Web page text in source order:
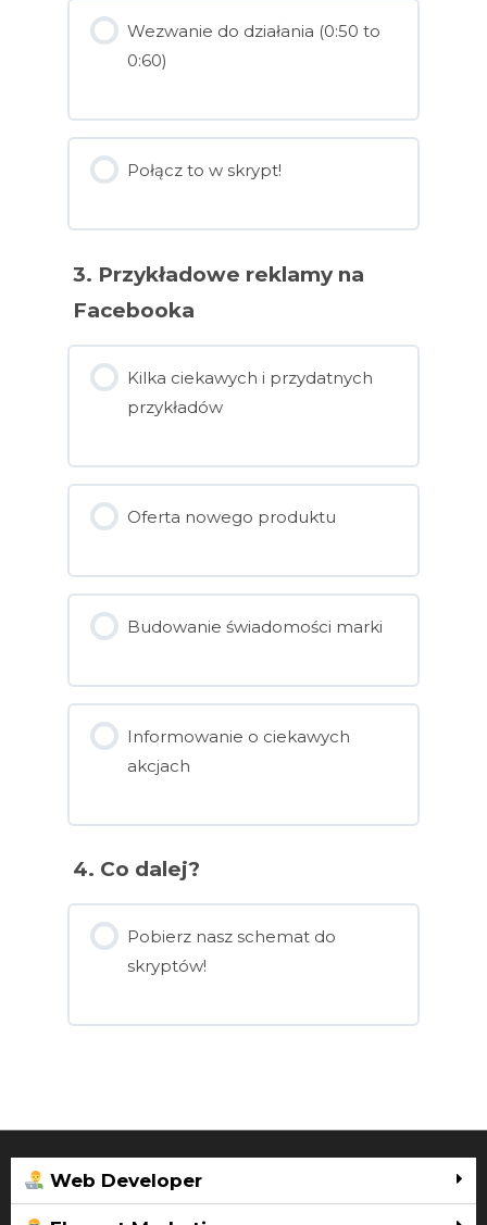
Wezwanie do działania (0:50 to
0:60)
Połącz to w skrypt!
3. Przykładowe reklamy na
Facebooka
Kilka ciekawych i przydatnych
przykładów
Oferta nowego produktu
Budowanie świadomości marki
Informowanie o ciekawych
akcjach
4. Co dalej?
Pobierz nasz schemat do
skryptów!
Web Developer